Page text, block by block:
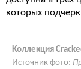
которых
Коллекция
Источник фото: